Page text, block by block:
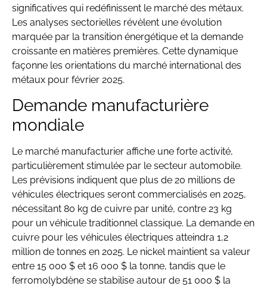
significatives qui redéfinissent le marché des métaux.
Les analyses sectorielles révèlent une évolution
marquée par la transition énergétique et la demande
croissante en matières premières. Cette dynamique
façonne les orientations du marché international des
métaux pour février 2025.
Demande manufacturière
mondiale
Le marché manufacturier affiche une forte activité,
particulièrement stimulée par le secteur automobile.
Les prévisions indiquent que plus de 20 millions de
véhicules électriques seront commercialisés en 2025,
nécessitant 80 kg de cuivre par unité, contre 23 kg
pour un véhicule traditionnel classique. La demande en
cuivre pour les véhicules électriques atteindra 1,2
million de tonnes en 2025. Le nickel maintient sa valeur
entre 15 000 $ et 16 000 $ la tonne, tandis que le
ferromolybdène se stabilise autour de 51 000 $ la